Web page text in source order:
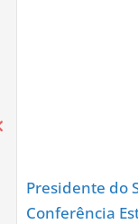
Presidente do
Conferência